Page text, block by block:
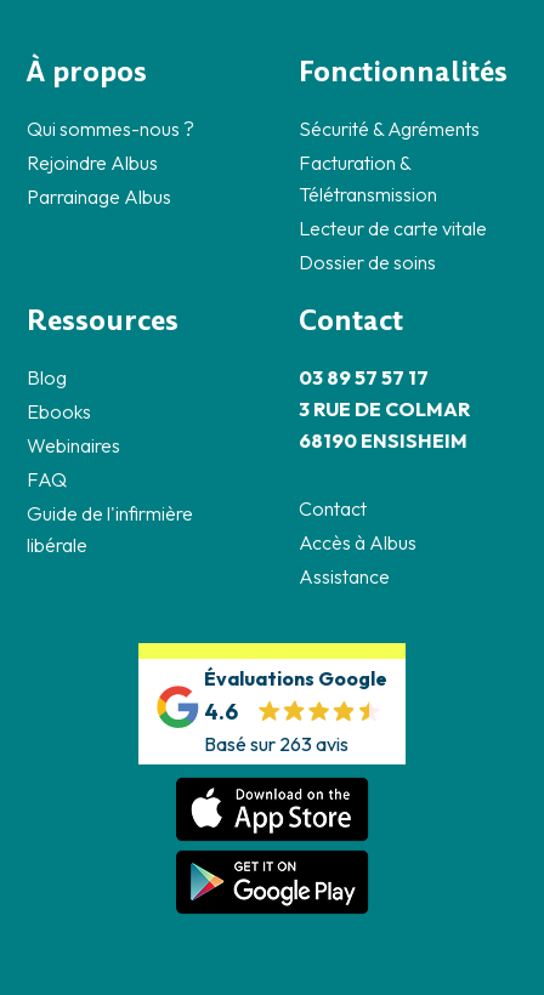
À propos
Qui sommes-nous ?
Rejoindre Albus
Parrainage Albus
Fonctionnalités
Sécurité & Agréments
Facturation &
Télétransmission
Lecteur de carte vitale
Dossier de soins
Ressources
Blog
Ebooks
Webinaires
FAQ
Guide de l'infirmière
libérale
Contact
03 89 57 57 17
3 RUE DE COLMAR
68190 ENSISHEIM
Contact
Accès à Albus
Assistance
Évaluations Google
4.6
Basé sur 263 avis